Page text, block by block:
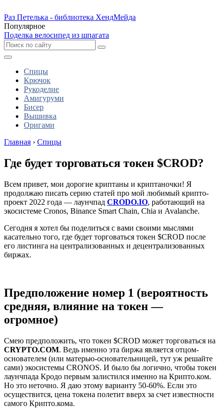
Раз Петелька - библиотека ХендМейда
Популярное
Поделка велосипед из шпагата
Спицы
Крючок
Рукоделие
Амигуруми
Бисер
Вышивка
Оригами
Главная › Спицы
Где будет торговаться токен $CROD?
Всем привет, мои дорогие криптаны и криптаночки! Я
продолжаю писать серию статей про мой любимый крипто-
проект 2022 года — лаунчпад CRODO.IO, работающий на
экосистеме Cronos, Binance Smart Chain, Chia и Avalanche.
Сегодня я хотел бы поделиться с вами своими мыслями
касательно того, где будет торговаться токен $CROD после
его листинга на централизованных и децентрализованных
биржах.
Предположение номер 1 (вероятность
средняя, влияние на токен —
огромное)
Смею предположить, что токен $CROD может торговаться на
CRYPTO.COM. Ведь именно эта биржа является отцом-
основателем (или матерью-основательницей, тут уж решайте
сами) экосистемы CRONOS. И было бы логично, чтобы токен
лаунчпада Кродо первым залистился именно на Крипто.ком.
Но это неточно. Я даю этому варианту 50-60%. Если это
осуществится, цена токена полетит вверх за счет известности
самого Крипто.кома.